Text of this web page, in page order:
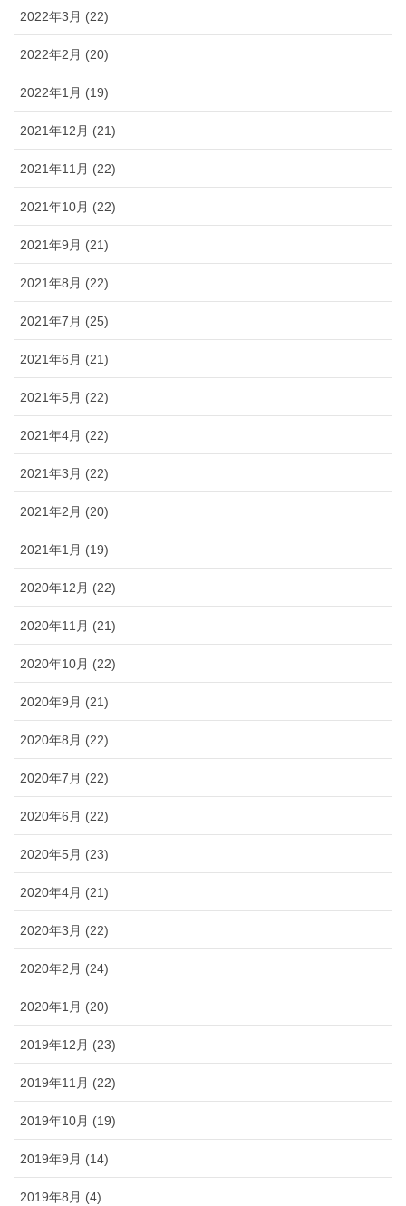
2022年3月 (22)
2022年2月 (20)
2022年1月 (19)
2021年12月 (21)
2021年11月 (22)
2021年10月 (22)
2021年9月 (21)
2021年8月 (22)
2021年7月 (25)
2021年6月 (21)
2021年5月 (22)
2021年4月 (22)
2021年3月 (22)
2021年2月 (20)
2021年1月 (19)
2020年12月 (22)
2020年11月 (21)
2020年10月 (22)
2020年9月 (21)
2020年8月 (22)
2020年7月 (22)
2020年6月 (22)
2020年5月 (23)
2020年4月 (21)
2020年3月 (22)
2020年2月 (24)
2020年1月 (20)
2019年12月 (23)
2019年11月 (22)
2019年10月 (19)
2019年9月 (14)
2019年8月 (4)